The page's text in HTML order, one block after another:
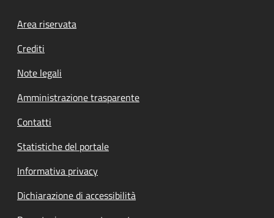
Footer menu
Area riservata
Crediti
Note legali
Amministrazione trasparente
Contatti
Statistiche del portale
Informativa privacy
Dichiarazione di accessibilità